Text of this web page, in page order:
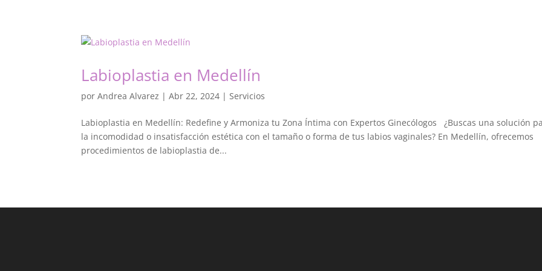
Labioplastia en Medellín
porAndrea Alvarez |Abr 22, 2024 |Servicios
Labioplastia en Medellín: Redefine y Armoniza tu Zona Íntima con Expertos Ginecólogos ¿Buscas una solución
la incomodidad o insatisfacción estética con el tamaño o forma de tus labios vaginales? En Medellín, ofrecemos
procedimientos de labioplastia de...